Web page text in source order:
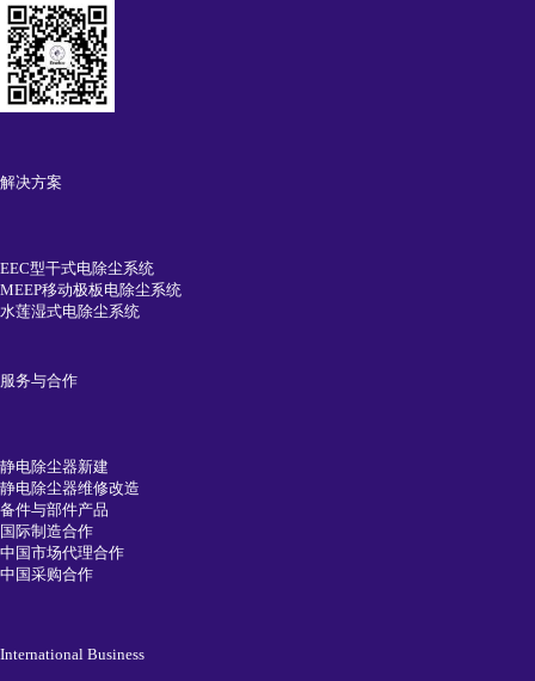
解决方案
EEC型干式电除尘系统
MEEP移动极板电除尘系统
水莲湿式电除尘系统
服务与合作
静电除尘器新建
静电除尘器维修改造
备件与部件产品
国际制造合作
中国市场代理合作
中国采购合作
International Business